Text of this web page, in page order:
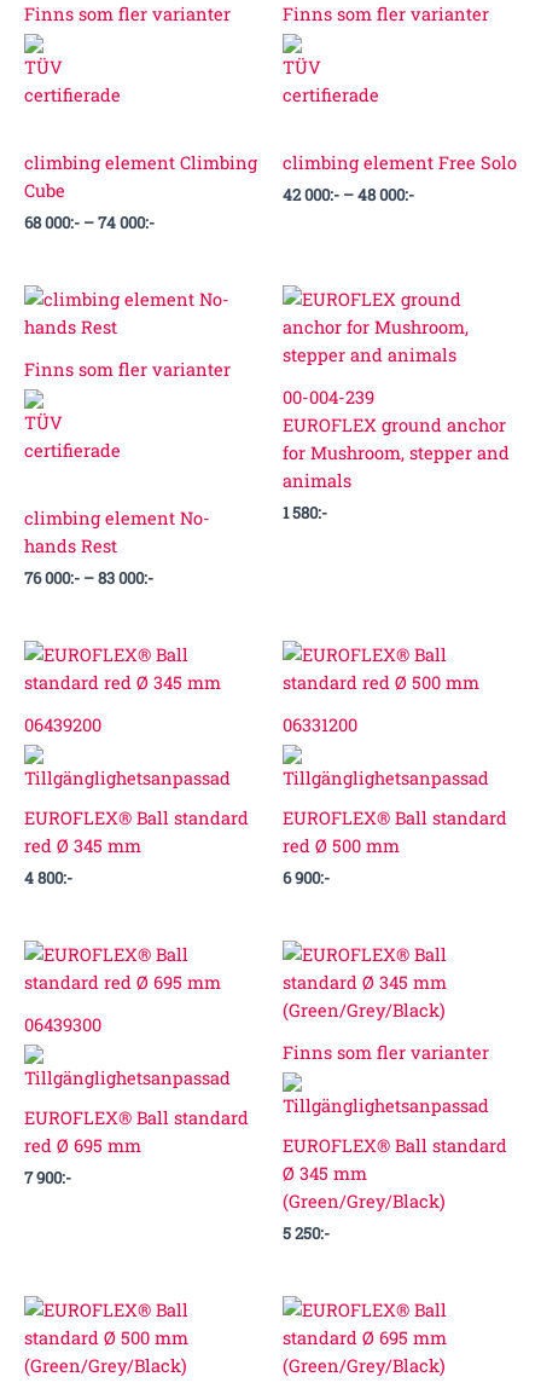
Finns som fler varianter
climbing element Climbing
Cube
68 000:- –74 000:-
74
Finns som fler varianter
climbing element Free Solo
42 000:- –48 000:-
48
Finns som fler varianter
climbing element No-
hands Rest
76 000:- –83 000:-
Prisintervall:
83
00-004-239
EUROFLEX ground anchor
for Mushroom, stepper and
animals
1 580:-
06439200
EUROFLEX® Ball standard
red Ø 345 mm
4 800:-
06331200
EUROFLEX® Ball standard
red Ø 500 mm
6 900:-
06439300
EUROFLEX® Ball standard
red Ø 695 mm
7 900:-
Finns som fler varianter
EUROFLEX® Ball standard
Ø 345 mm
(Green/Grey/Black)
5 250:-